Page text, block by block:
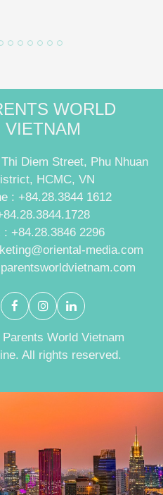
WORLD
VIETNAM
Diem Street, Phu Nhuan
HCMC, VN
: +84.28.3844 1612
: +84.28.3846 2296
media.com
World Vietnam
All rights reserved.